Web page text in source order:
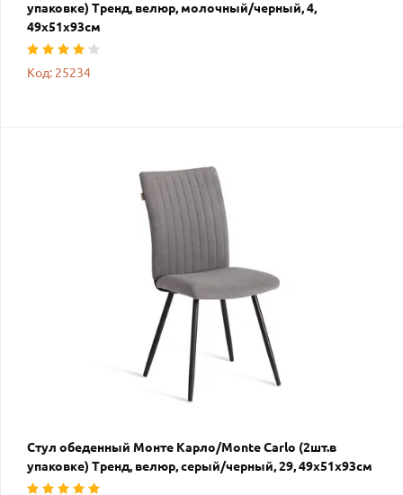
упаковке) Тренд, велюр, молочный/черный, 4,
49х51х93см
Код: 25234
Стул обеденный Монте Карло/Monte Carlo (2шт.в
упаковке) Тренд, велюр, серый/черный, 29, 49х51х93см